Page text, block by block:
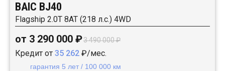
BAIC BJ40
Flagship 2.0T 8AT (218 л.с.) 4WD
от 3 290 000 ₽3 490 000 ₽
Кредит от 35 262 ₽/мес.
гарантия 5 лет / 100 000 км